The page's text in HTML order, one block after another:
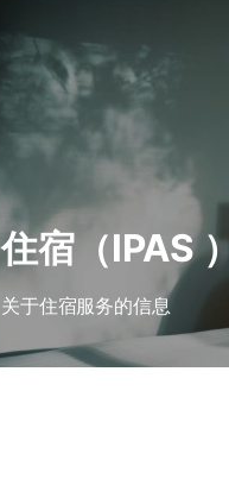
住宿（IPAS
关于住宿服务的信息